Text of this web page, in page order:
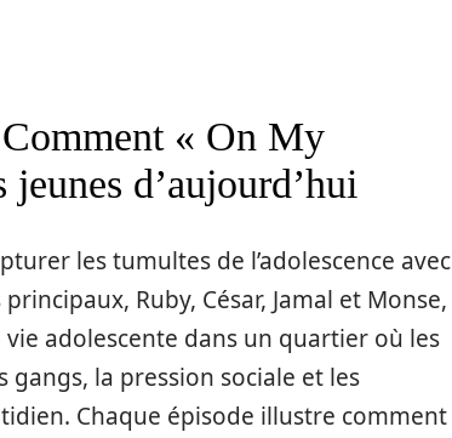
« On My
d’aujourd’hui
les tumultes de l’adolescence avec
Ruby, César, Jamal et Monse,
adolescente dans un quartier où les
gangs, la pression sociale et les
Chaque épisode illustre comment